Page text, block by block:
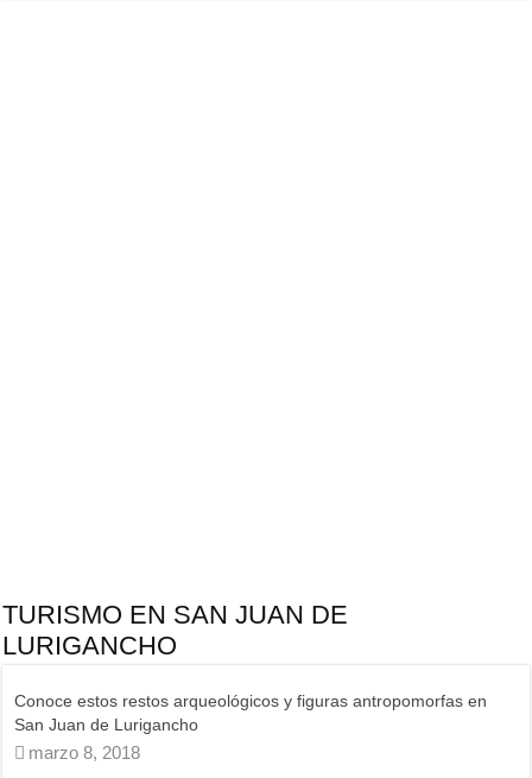
TURISMO EN SAN JUAN DE
LURIGANCHO
Lurigancho / VIDEO
mayo 10, 2023